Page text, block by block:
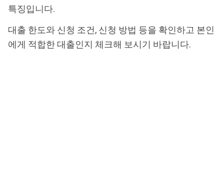
특징입니다.
대출 한도와 신청 조건, 신청 방법 등을 확인하고 본인
에게 적합한 대출인지 체크해 보시기 바랍니다.